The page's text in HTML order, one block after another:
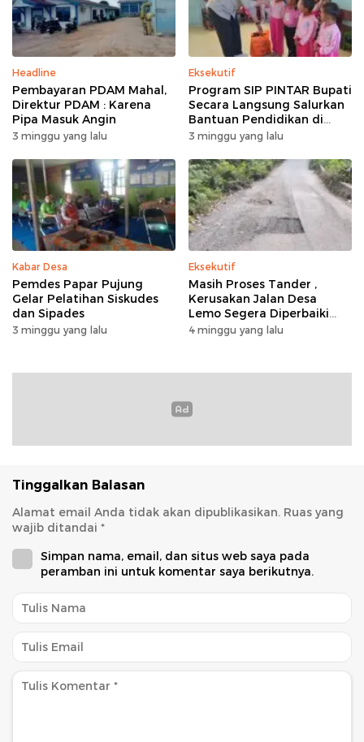
Headline
Pembayaran PDAM Mahal,
Direktur PDAM : Karena
Pipa Masuk Angin
3 minggu yang lalu
Eksekutif
Program SIP PINTAR Bupati
Secara Langsung Salurkan
Bantuan Pendidikan di
Desa Mampuak ll
3 minggu yang lalu
Kabar Desa
Pemdes Papar Pujung
Gelar Pelatihan Siskudes
dan Sipades
3 minggu yang lalu
Eksekutif
Masih Proses Tander ,
Kerusakan Jalan Desa
Lemo Segera Diperbaiki
Tahun Ini
4 minggu yang lalu
Tinggalkan Balasan
Alamat email Anda tidak akan dipublikasikan. Ruas yang
wajib ditandai *
Simpan nama, email, dan situs web saya pada
peramban ini untuk komentar saya berikutnya.